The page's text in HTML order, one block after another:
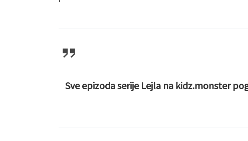
Sve epizoda serije Lejla na kidz.monster